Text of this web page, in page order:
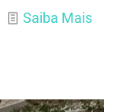
Saiba Mais